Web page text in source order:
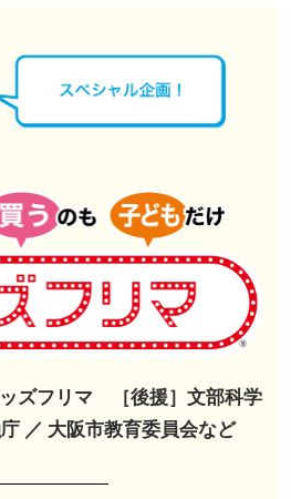
ッズフリマ ［後援］文部科学
／ 大阪市教育委員会など